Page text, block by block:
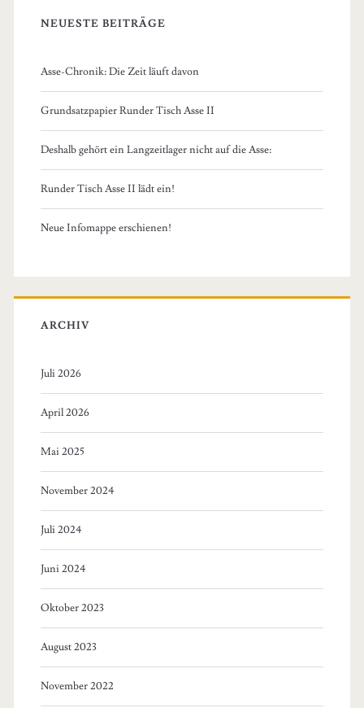
NEUESTE BEITRÄGE
Asse-Chronik: Die Zeit läuft davon
Grundsatzpapier Runder Tisch Asse II
Deshalb gehört ein Langzeitlager nicht auf die Asse:
Runder Tisch Asse II lädt ein!
Neue Infomappe erschienen!
ARCHIV
Juli 2026
April 2026
Mai 2025
November 2024
Juli 2024
Juni 2024
Oktober 2023
August 2023
November 2022